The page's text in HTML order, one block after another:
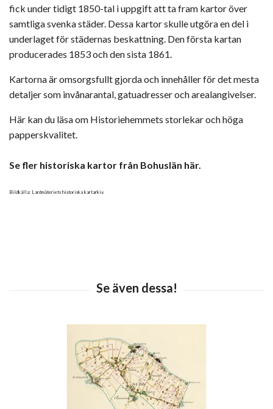
fick under tidigt 1850-tal i uppgift att ta fram kartor över
samtliga svenka städer. Dessa kartor skulle utgöra en del i
underlaget för städernas beskattning. Den första kartan
producerades 1853 och den sista 1861.
Kartorna är omsorgsfullt gjorda och innehåller för det mesta
detaljer som invånarantal, gatuadresser och arealangivelser.
Här kan du läsa om Historiehemmets storlekar och höga
papperskvalitet.
Se fler historiska kartor från Bohuslän här.
Bildkälla: Lantmäteriets historiska kartarkiv.